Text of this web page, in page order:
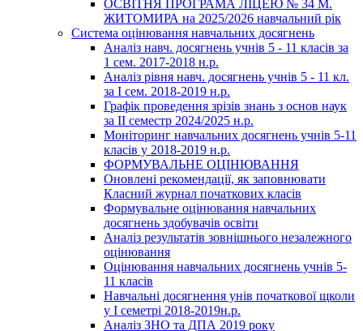
ОСВІТНЯ ПРОГРАМА ЛІЦЕЮ № 34 М.
ЖИТОМИРА на 2025/2026 навчальний рік
Система оцінювання навчальних досягнень
Аналіз навч. досягнень учнів 5 - 11 класів за
1 сем. 2017-2018 н.р.
Аналіз рівня навч. досягнень учнів 5 - 11 кл.
за І сем. 2018-2019 н.р.
Графік проведення зрізів знань з основ наук
за ІІ семестр 2024/2025 н.р.
Моніторинг навчальних досягнень учнів 5-11
класів у 2018-2019 н.р.
ФОРМУВАЛЬНЕ ОЦІНЮВАННЯ
Оновлені рекомендації, як заповнювати
Класний журнал початкових класів
Формувальне оцінювання навчальних
досягнень здобувачів освіти
Аналіз результатів зовнішнього незалежного
оцінювання
Оцінювання навчальних досягнень учнів 5-
11 класів
Навчальні досягнення унів початкової щколи
у І семетрі 2018-2019н.р.
Аналіз ЗНО та ДПА 2019 року